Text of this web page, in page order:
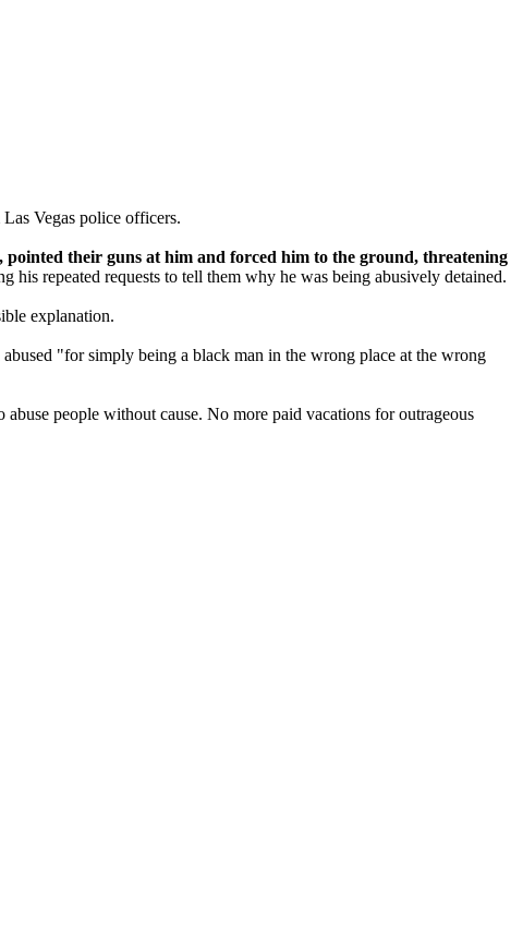
Vegas police officers.
their guns at him and forced him to the ground, threatening
repeated requests to tell them why he was being abusively detained.
explanation.
abused "for simply being a black man in the wrong place at the wrong
people without cause. No more paid vacations for outrageous